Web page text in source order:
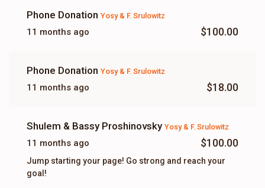
Phone Donation Yosy & F. Srulowitz
11 months ago $100.00
Phone Donation Yosy & F. Srulowitz
11 months ago $18.00
Shulem & Bassy Proshinovsky Yosy & F. Srulowitz
11 months ago $100.00
Jump starting your page! Go strong and reach your
goal!